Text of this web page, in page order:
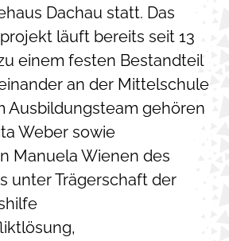
Dachau statt. Das
läuft bereits seit 13
einem festen Bestandteil
an der Mittelschule
Ausbildungsteam gehören
Weber sowie
Manuela Wienen des
unter Trägerschaft der